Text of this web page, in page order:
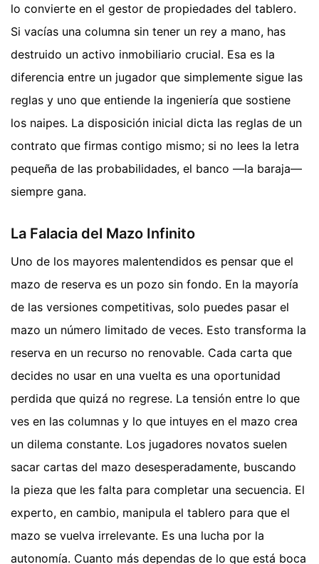
lo convierte en el gestor de propiedades del tablero.
Si vacías una columna sin tener un rey a mano, has
destruido un activo inmobiliario crucial. Esa es la
diferencia entre un jugador que simplemente sigue las
reglas y uno que entiende la ingeniería que sostiene
los naipes. La disposición inicial dicta las reglas de un
contrato que firmas contigo mismo; si no lees la letra
pequeña de las probabilidades, el banco —la baraja—
siempre gana.
La Falacia del Mazo Infinito
Uno de los mayores malentendidos es pensar que el
mazo de reserva es un pozo sin fondo. En la mayoría
de las versiones competitivas, solo puedes pasar el
mazo un número limitado de veces. Esto transforma la
reserva en un recurso no renovable. Cada carta que
decides no usar en una vuelta es una oportunidad
perdida que quizá no regrese. La tensión entre lo que
ves en las columnas y lo que intuyes en el mazo crea
un dilema constante. Los jugadores novatos suelen
sacar cartas del mazo desesperadamente, buscando
la pieza que les falta para completar una secuencia. El
experto, en cambio, manipula el tablero para que el
mazo se vuelva irrelevante. Es una lucha por la
autonomía. Cuanto más dependas de lo que está boca